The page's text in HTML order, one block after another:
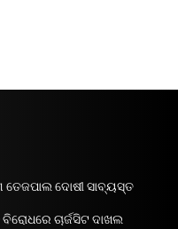
ତେଜପାଲ ଦୋଷୀ ସାବ୍ୟସ୍ତ
ଚାର୍ଜସିଟ ଦାଖଲ